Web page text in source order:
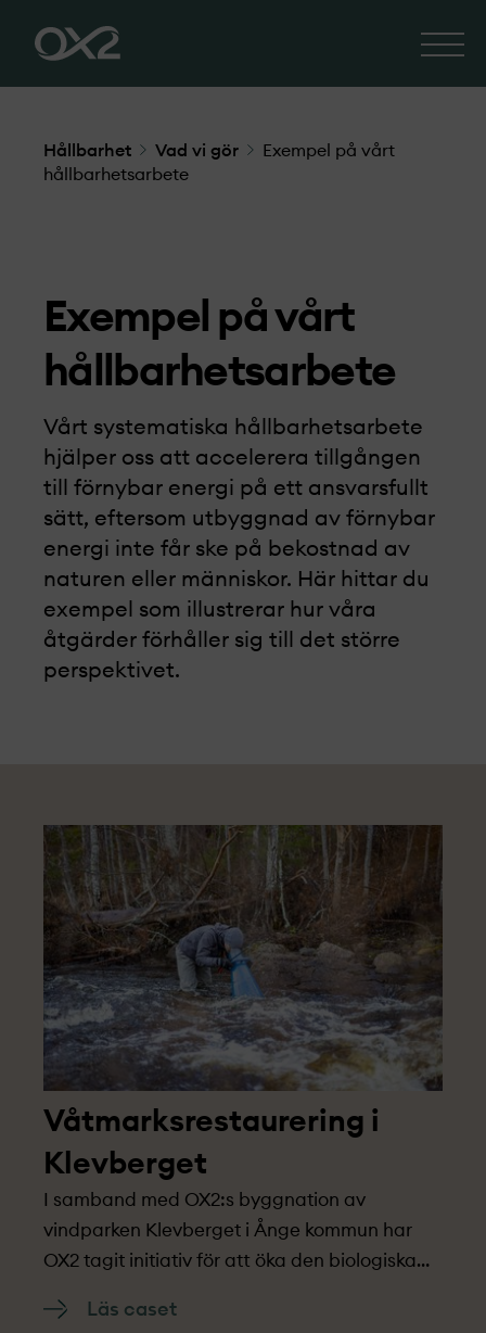
Hållbarhet Vad vi gör
Exempel på vårt
hållbarhets­arbete
Exempel på vårt
hållbarhets­arbete
Vårt systematiska hållbarhets­arbete
hjälper oss att accelerera tillgången
till förnybar energi på ett ansvarsfullt
sätt, eftersom utbyggnad av förnybar
energi inte får ske på bekostnad av
naturen eller människor. Här hittar du
exempel som illustrerar hur våra
åtgärder förhåller sig till det större
perspektivet.
Våtmarksrestaurering i
Klevberget
I samband med OX2:s byggnation av
vindparken Klevberget i Ånge kommun har
OX2 tagit initiativ för att öka den biologiska
flodpärlmusslan.
Läs caset